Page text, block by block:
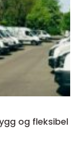
og fleksibel